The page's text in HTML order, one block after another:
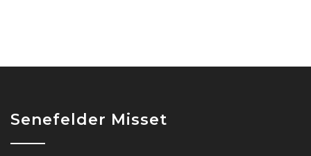
Senefelder Misset